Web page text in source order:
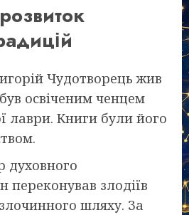
Чудотворець жив
був освіченим ченцем
лаври. Книги були його
духовного
переконував злодіїв
шляху. За